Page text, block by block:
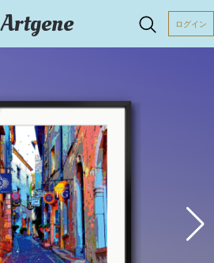
Artgene ログイン